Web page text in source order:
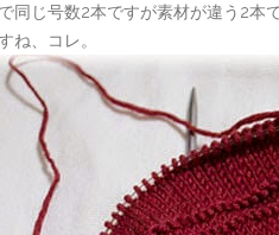
同じ号数2本ですが素材が違う2本で
ね、コレ。